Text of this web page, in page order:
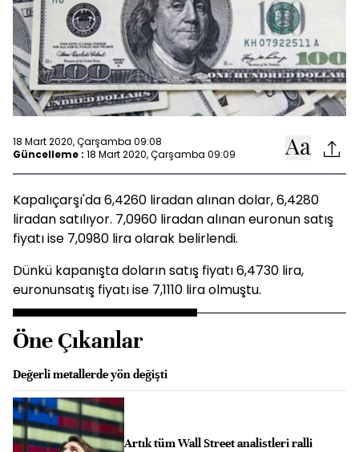
18 Mart 2020, Çarşamba 09:08
Güncelleme : 18 Mart 2020, Çarşamba 09:09
Kapalıçarşı'da 6,4260 liradan alınan dolar, 6,4280
liradan satılıyor. 7,0960 liradan alınan euronun satış
fiyatı ise 7,0980 lira olarak belirlendi.
Dünkü kapanışta doların satış fiyatı 6,4730 lira,
euronunsatış fiyatı ise 7,1110 lira olmuştu.
Öne Çıkanlar
Değerli metallerde yön değişti
Artık tüm Wall Street analistleri ralli